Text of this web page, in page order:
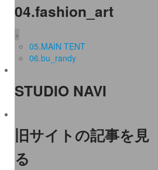
04.fashion_art
+
05.MAIN TENT
06.bu_randy
STUDIO NAVI
旧サイトの記事を見
る